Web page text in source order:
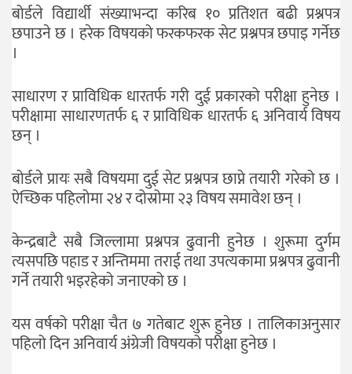
बोर्डले विद्यार्थी संख्याभन्दा करिब १० प्रतिशत बढी प्रश्नपत्र
छपाउने छ । हरेक विषयको फरकफरक सेट प्रश्नपत्र छपाइ गर्नेछ
।
साधारण र प्राविधिक धारतर्फ गरी दुई प्रकारको परीक्षा हुनेछ ।
परीक्षामा साधारणतर्फ ६ र प्राविधिक धारतर्फ ६ अनिवार्य विषय
छन् ।
बोर्डले प्रायः सबै विषयमा दुई सेट प्रश्नपत्र छाप्ने तयारी गरेको छ ।
ऐच्छिक पहिलोमा २४ र दोस्रोमा २३ विषय समावेश छन् ।
केन्द्रबाटै सबै जिल्लामा प्रश्नपत्र ढुवानी हुनेछ । शुरूमा दुर्गम
त्यसपछि पहाड र अन्तिममा तराई तथा उपत्यकामा प्रश्नपत्र ढुवानी
गर्ने तयारी भइरहेको जनाएको छ ।
यस वर्षको परीक्षा चैत ७ गतेबाट शुरू हुनेछ । तालिकाअनुसार
पहिलो दिन अनिवार्य अंग्रेजी विषयको परीक्षा हुनेछ ।